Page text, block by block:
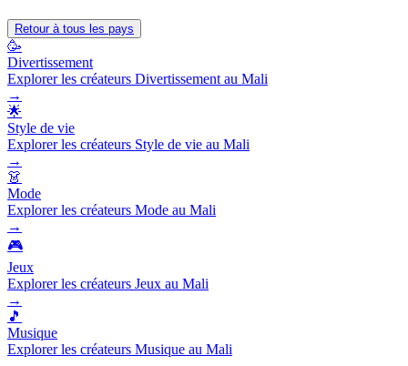
Retour à tous les pays
🥳
Divertissement
Explorer les créateurs Divertissement au Mali
→
🌟
Style de vie
Explorer les créateurs Style de vie au Mali
→
👗
Mode
Explorer les créateurs Mode au Mali
→
🎮
Jeux
Explorer les créateurs Jeux au Mali
→
🎵
Musique
Explorer les créateurs Musique au Mali